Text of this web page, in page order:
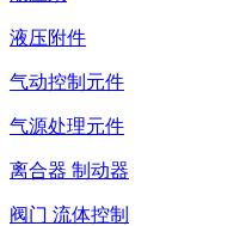
液压附件
气动控制元件
气源处理元件
离合器 制动器
阀门 流体控制